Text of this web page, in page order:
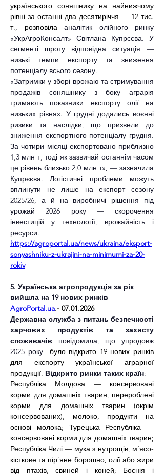
українського соняшнику на найнижчому
рівні за останні два десятиріччя — 12 тис.
т., розповіла аналітик олійного ринку
«УкрАгроКонсалт» Світлана Купрєєва. У
сегменті шроту відповідна ситуація —
низькі темпи експорту та зниження
потенціалу всього сезону.
«Затримки у зборі врожаю та стримування
продажів соняшнику з боку аграрія
тримають показники експорту олії на
низьких рівнях. У грудні додались воєнні
ризики та наслідки, що призвели до
зниження експортного потенціалу грудня.
За чотири місяці експортовано приблизно
1,3 млн т, тоді як зазвичай останнім часом
це рівень близько 2,0 млн т», — зазначила
Купрєєва. Логістичні проблеми можуть
вплинути не лише на експорт сезону
2025/26, а й на виробничі рішення під
урожай 2026 року — скорочення
інвестицій у технології, врожайність і
ресурси.
https://agroportal.ua/news/ukraina/eksport-
sonyashniku-z-ukrajini-na-minimumi-za-20-
rokiv
5. Українська агропродукція за рік
вийшла на 19 нових ринків
AgroPortal.ua.- 07.01.2026
Державна служба з питань безпечності
харчових продуктів та захисту
споживачів повідомила, що упродовж
2025 року було відкрито 19 нових ринків
для експорту української аграрної
продукції. Відкрито ринки таких країн:
Республіка Молдова — консервовані
корми для домашніх тварин, перероблені
корми для домашніх тварин (окрім
консервованих), молоко, продукти на
основі молока; Турецька Республіка —
консервовані корми для домашніх тварин;
Республіка Чилі — мука з нутрощів, м’ясо-
кісткове та пір’яне борошно, олії або жири
від птахів, свиней і коней; Боснія і